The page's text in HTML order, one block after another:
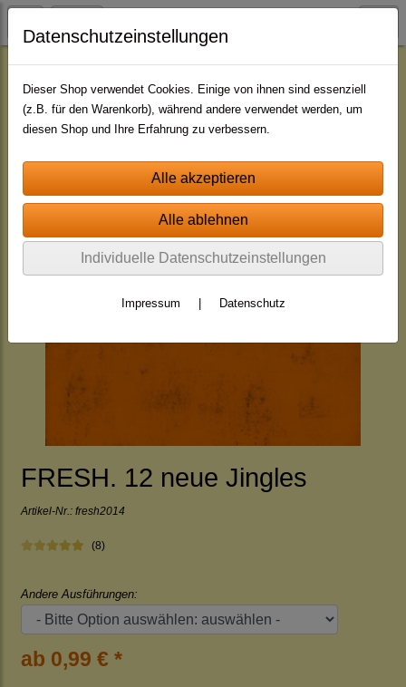
FRESH. 12 neue Jingles
Artikel-Nr.: fresh2014
(8)
Andere Ausführungen:
ab 0,99 € *
Datenschutzeinstellungen
Dieser Shop verwendet Cookies. Einige von ihnen sind essenziell
(z.B. für den Warenkorb), während andere verwendet werden, um
diesen Shop und Ihre Erfahrung zu verbessern.
Individuelle Datenschutzeinstellungen
Impressum Datenschutz